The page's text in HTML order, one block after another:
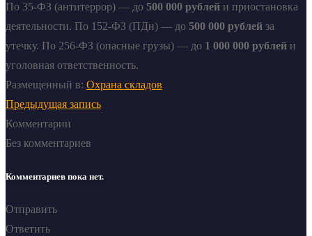
По 35-ФЗ (антитеррор) — до 500 000 рублей и приостановка
деятельности. По 152-ФЗ (ПДн) — до 500 000 рублей за
утечку. По 256-ФЗ (опасные грузы) — до 1 000 000 рублей и
уголовная ответственность.
Размещенный в: Охрана складов
Предыдущая запись
Комментарии
Без комментариев
Комментариев пока нет.
Отправить
Ответить